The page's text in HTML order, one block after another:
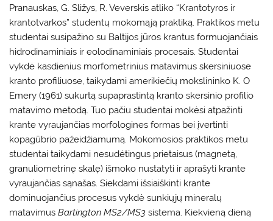
Pranauskas, G. Sližys, R. Veverskis atliko “Krantotyros ir
krantotvarkos” studentų mokomąją praktiką. Praktikos metu
studentai susipažino su Baltijos jūros krantus formuojančiais
hidrodinaminiais ir eolodinaminiais procesais. Studentai
vykdė kasdienius morfometrinius matavimus skersiniuose
kranto profiliuose, taikydami amerikiečių mokslininko K. O
Emery (1961) sukurtą supaprastintą kranto skersinio profilio
matavimo metodą. Tuo pačiu studentai mokėsi atpažinti
krante vyraujančias morfologines formas bei įvertinti
kopagūbrio pažeidžiamumą. Mokomosios praktikos metu
studentai taikydami nesudėtingus prietaisus (magnetą,
granuliometrinę skalę) išmoko nustatyti ir aprašyti krante
vyraujančias sąnašas. Siekdami išsiaiškinti krante
dominuojančius procesus vykdė sunkiųjų mineralų
matavimusBartington MS2/MS3 sistema. Kiekvieną dieną